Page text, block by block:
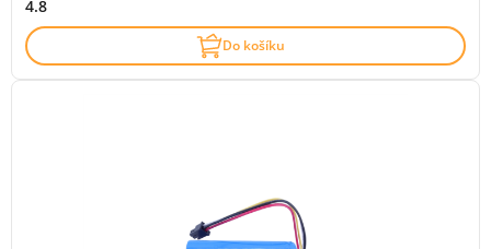
4.8
Do košíku